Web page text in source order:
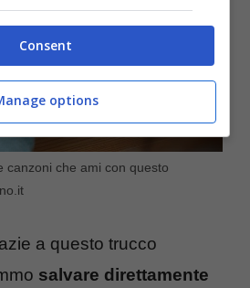
canzoni che ami con questo
a questo trucco
salvare direttamente
Consent
options